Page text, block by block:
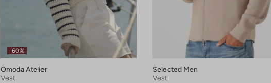
-60%
Omoda Atelier
Vest
Selected Men
Vest